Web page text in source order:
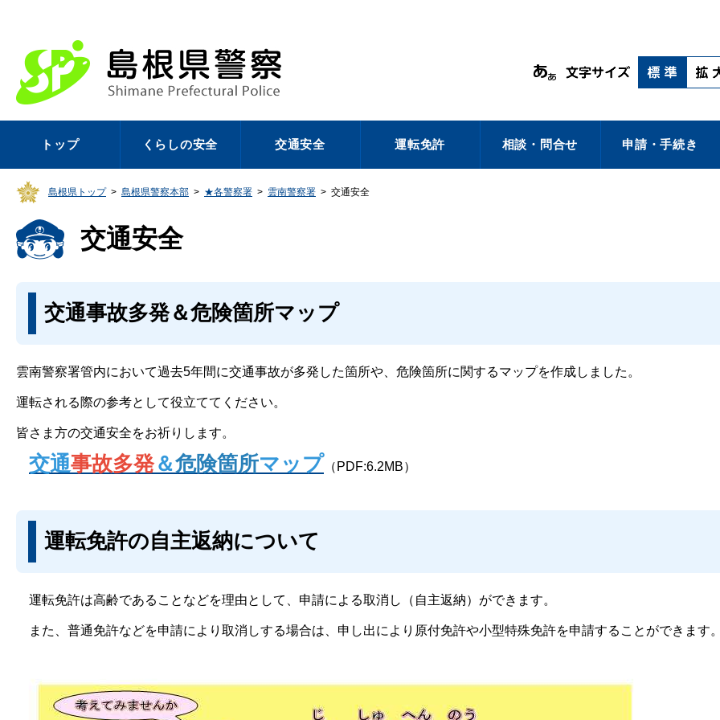
トップ くらしの安全 交通安全 運転免許 相談・問合せ 申請・手続き
島根県トップ > 島根県警察本部 > ★各警察署 > 雲南警察署 > 交通安全
交通安全
交通事故多発＆危険箇所マップ
雲南警察署管内において過去5年間に交通事故が多発した箇所や、危険箇所に関するマップを作成しました。
運転される際の参考として役立ててください。
皆さま方の交通安全をお祈りします。
交通事故多発＆危険箇所マップ （PDF:6.2MB）
運転免許の自主返納について
運転免許は高齢であることなどを理由として、申請による取消し（自主返納）ができます。
また、普通免許などを申請により取消しする場合は、申し出により原付免許や小型特殊免許を申請することができます